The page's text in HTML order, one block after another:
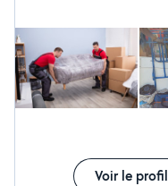
Voir le profil